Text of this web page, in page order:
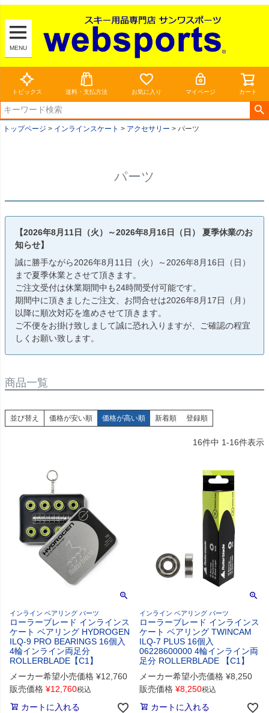
MENU
トピックス 送料・支払方法 お気に入り マイページ カート
トップページ インラインスケート アクセサリー パーツ
パーツ
【2026年8月11日（火）～2026年8月16日（日） 夏季休業のお
知らせ】
誠に勝手ながら2026年8月11日（火）～2026年8月16日（日）
まで夏季休業とさせて頂きます。
ご注文受付は休業期間中も24時間受付可能です。
期間中に頂きましたご注文、お問合せは2026年8月17日（月）
以降に順次対応を進めさせて頂きます。
ご不便をお掛け致しまして誠に恐れ入りますが、ご確認の程宜
しくお願い致します。
商品一覧
並び替え 価格が安い順 価格が高い順 新着順 登録順
16件中 1-16件表示
インライン ベアリング パーツ
ローラーブレード インラインス
ケート ベアリング HYDROGEN
ILQ-9 PRO BEARINGS 16個入
4輪インライン両足分
ROLLERBLADE【C1】
メーカー希望小売価格 ¥12,760
販売価格 ¥12,760税込
カートに入れる
インライン ベアリング パーツ
ローラーブレード インラインス
ケート ベアリング TWINCAM
ILQ-7 PLUS 16個入
06228600000 4輪インライン両
足分 ROLLERBLADE 【C1】
メーカー希望小売価格 ¥8,250
販売価格 ¥8,250税込
カートに入れる